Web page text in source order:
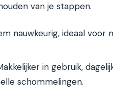
van je stappen.
nauwkeurig, ideaal
in gebruik,
schommelingen.